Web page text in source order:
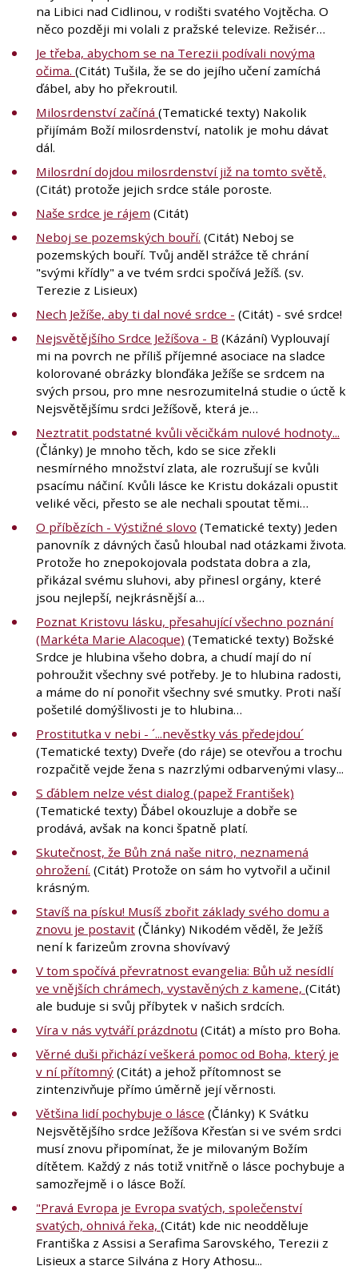
na Libici nad Cidlinou, v rodišti svatého Vojtěcha. O
něco později mi volali z pražské televize. Režisér…
Je třeba, abychom se na Terezii podívali novýma
očima. (Citát) Tušila, že se do jejího učení zamíchá
ďábel, aby ho překroutil.
Milosrdenství začíná (Tematické texty) Nakolik
přijímám Boží milosrdenství, natolik je mohu dávat
dál.
Milosrdní dojdou milosrdenství již na tomto světě,
(Citát) protože jejich srdce stále poroste.
Naše srdce je rájem (Citát)
Neboj se pozemských bouří. (Citát) Neboj se
pozemských bouří. Tvůj anděl strážce tě chrání
"svými křídly" a ve tvém srdci spočívá Ježíš. (sv.
Terezie z Lisieux)
Nech Ježíše, aby ti dal nové srdce - (Citát) - své srdce!
Nejsvětějšího Srdce Ježíšova - B (Kázání) Vyplouvají
mi na povrch ne příliš příjemné asociace na sladce
kolorované obrázky blonďáka Ježíše se srdcem na
svých prsou, pro mne nesrozumitelná studie o úctě k
Nejsvětějšímu srdci Ježíšově, která je…
Neztratit podstatné kvůli věcičkám nulové hodnoty...
(Články) Je mnoho těch, kdo se sice zřekli
nesmírného množství zlata, ale rozrušují se kvůli
psacímu náčiní. Kvůli lásce ke Kristu dokázali opustit
veliké věci, přesto se ale nechali spoutat těmi…
O příbězích - Výstižné slovo (Tematické texty) Jeden
panovník z dávných časů hloubal nad otázkami života.
Protože ho znepokojovala podstata dobra a zla,
přikázal svému sluhovi, aby přinesl orgány, které
jsou nejlepší, nejkrásnější a…
Poznat Kristovu lásku, přesahující všechno poznání
(Markéta Marie Alacoque) (Tematické texty) Božské
Srdce je hlubina všeho dobra, a chudí mají do ní
pohroužit všechny své potřeby. Je to hlubina radosti,
a máme do ní ponořit všechny své smutky. Proti naší
pošetilé domýšlivosti je to hlubina…
Prostitutka v nebi - ´...nevěstky vás předejdou´
(Tematické texty) Dveře (do ráje) se otevřou a trochu
rozpačitě vejde žena s nazrzlými odbarvenými vlasy...
S ďáblem nelze vést dialog (papež František)
(Tematické texty) Ďábel okouzluje a dobře se
prodává, avšak na konci špatně platí.
Skutečnost, že Bůh zná naše nitro, neznamená
ohrožení. (Citát) Protože on sám ho vytvořil a učinil
krásným.
Stavíš na písku! Musíš zbořit základy svého domu a
znovu je postavit (Články) Nikodém věděl, že Ježíš
není k farizeům zrovna shovívavý
V tom spočívá převratnost evangelia: Bůh už nesídlí
ve vnějších chrámech, vystavěných z kamene, (Citát)
ale buduje si svůj příbytek v našich srdcích.
Víra v nás vytváří prázdnotu (Citát) a místo pro Boha.
Věrné duši přichází veškerá pomoc od Boha, který je
v ní přítomný (Citát) a jehož přítomnost se
zintenzivňuje přímo úměrně její věrnosti.
Většina lidí pochybuje o lásce (Články) K Svátku
Nejsvětějšího srdce Ježíšova Křesťan si ve svém srdci
musí znovu připomínat, že je milovaným Božím
dítětem. Každý z nás totiž vnitřně o lásce pochybuje a
samozřejmě i o lásce Boží.
"Pravá Evropa je Evropa svatých, společenství
svatých, ohnivá řeka, (Citát) kde nic neodděluje
Františka z Assisi a Serafima Sarovského, Terezii z
Lisieux a starce Silvána z Hory Athosu...